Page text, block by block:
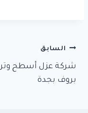
o
ok
تصفّح
المقالات
السابق
شركة عزل أسطح وتر
بروف بجدة